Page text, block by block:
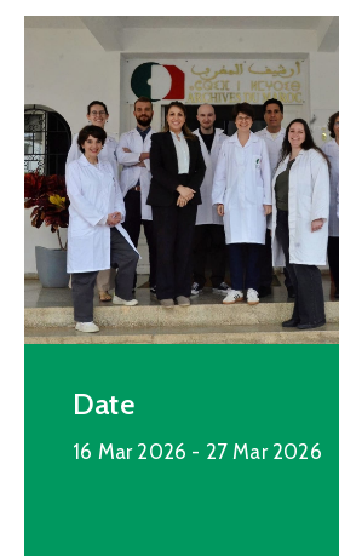
Date
16 Mar 2026 - 27 Mar 2026